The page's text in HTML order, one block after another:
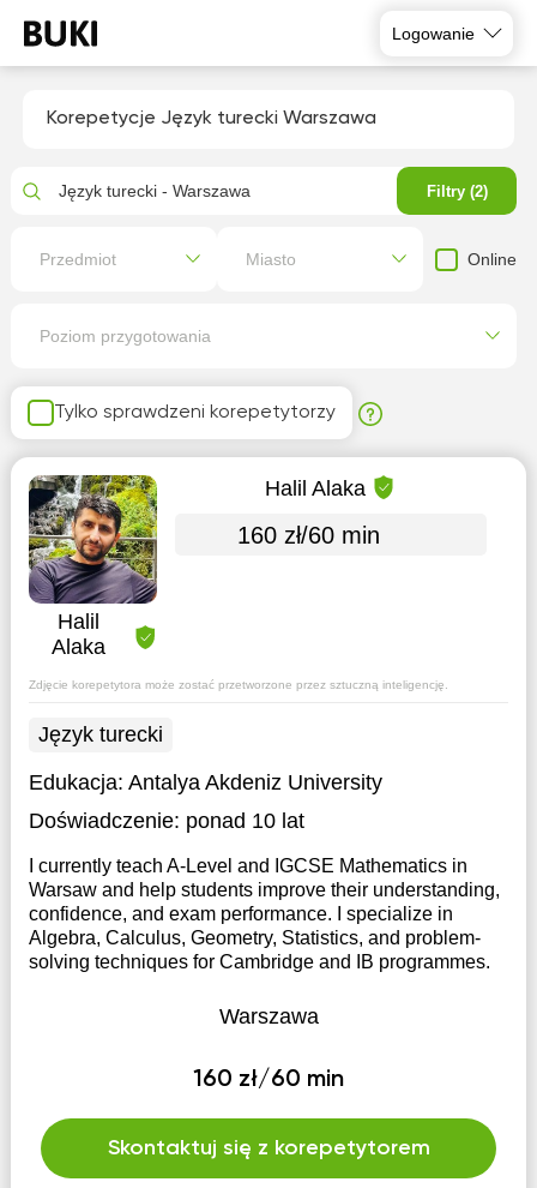
Logowanie
Korepetycje Język turecki Warszawa
Tylko sprawdzeni korepetytorzy
Halil
Alaka
Halil Alaka
160 zł/60 min
Zdjęcie korepetytora może zostać przetworzone przez sztuczną inteligencję.
Język turecki
Edukacja: Antalya Akdeniz University
Doświadczenie: ponad 10 lat
I currently teach A-Level and IGCSE Mathematics in
Warsaw and help students improve their understanding,
confidence, and exam performance. I specialize in
Algebra, Calculus, Geometry, Statistics, and problem-
solving techniques for Cambridge and IB programmes.
Warszawa
160 zł/60 min
Skontaktuj się z korepetytorem
Język turecki - Warszawa Filtry (2)
Przedmiot Miasto Online
Poziom przygotowania